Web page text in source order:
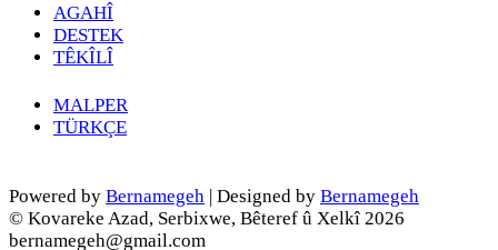
AGAHÎ
DESTEK
TÊKÎLÎ
MALPER
TÜRKÇE
Powered by Bernamegeh | Designed by Bernamegeh
© Kovareke Azad, Serbixwe, Bêteref û Xelkî 2026
bernamegeh@gmail.com